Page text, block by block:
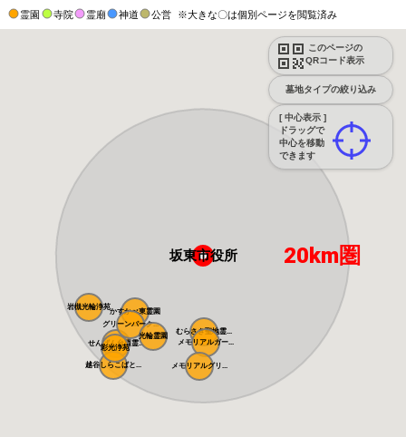
霊園 寺院 霊廟 神道 公営 ※大きな〇は個別ページを閲覧済み
このページの
QRコード表示
墓地タイプの絞り込み
[ 中心表示 ]
ドラッグで
中心を移動
できます
岩槻光輪浄苑
せんげん台西霊...
越谷しらこばと...
かすかべ東霊園
グリーンパーク...
光輪霊園
彩光浄苑
むらさき聖地霊...
メモリアルガー...
メモリアルグリ...
坂東市役所 20km圏